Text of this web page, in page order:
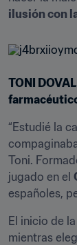
ilusión con
TONI
“Estudié la
Toni.
jugado en el
españoles,
El inicio de
mientras